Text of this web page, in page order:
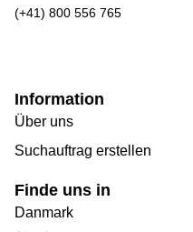
(+41) 800 556 765
Information
Über uns
Suchauftrag erstellen
Finde uns in
Danmark